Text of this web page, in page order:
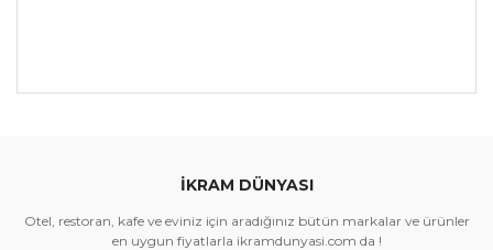
Yorum Yaz
Bu ürünün fiyat bilgisi, resim, ürün açıklamalarında ve
Ürün açıklamasında eksik bilgiler bulunuyor.
İKRAM DÜNYASI
Otel, restoran, kafe ve eviniz için aradığınız bütün markalar ve ürünler
en uygun fiyatlarla ikramdunyasi.com da !